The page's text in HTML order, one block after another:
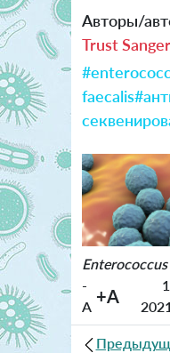
Авторы/
Trust
faecalis
-
A +A
2021